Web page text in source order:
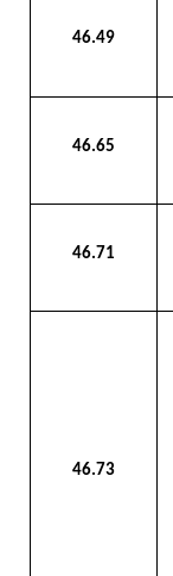
46.49
46.65
46.71
46.73